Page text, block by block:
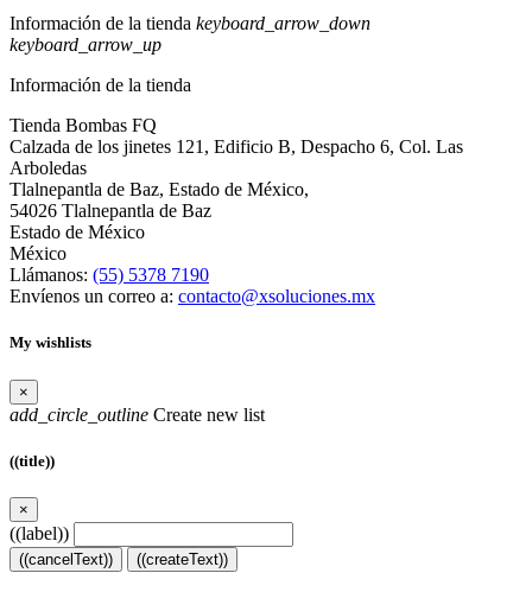
Información de la tienda keyboard_arrow_down
keyboard_arrow_up
Información de la tienda
Tienda Bombas FQ
Calzada de los jinetes 121, Edificio B, Despacho 6, Col. Las
Arboledas
Tlalnepantla de Baz, Estado de México,
54026 Tlalnepantla de Baz
Estado de México
México
Llámanos: (55) 5378 7190
Envíenos un correo a: contacto@xsoluciones.mx
My wishlists
×
add_circle_outline Create new list
((title))
×
((label))
((cancelText)) ((createText))